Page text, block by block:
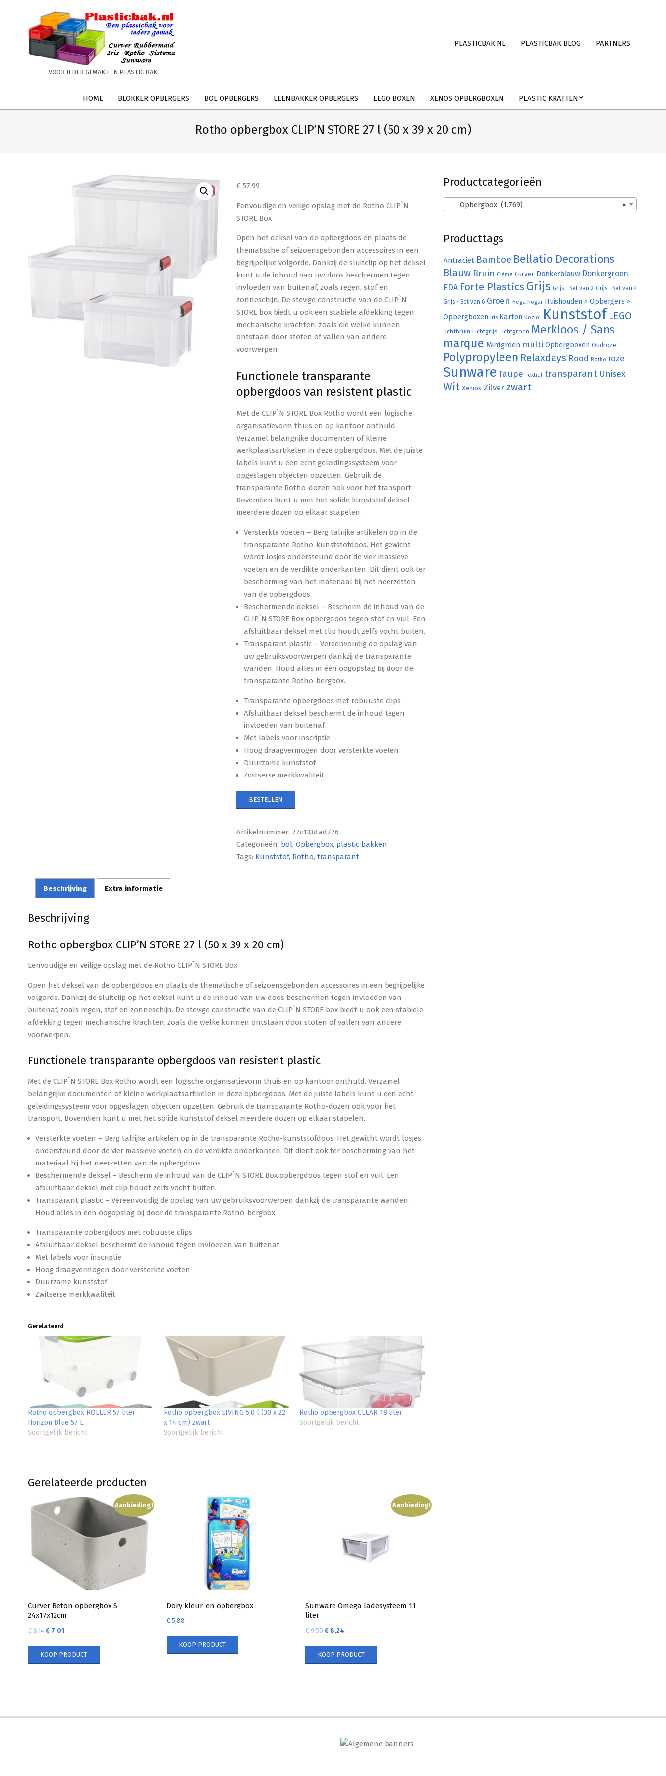
PLASTICBAK.NL
VOOR IEDER GEMAK EEN PLASTIC BAK
PLASTICBAK.NL PLASTICBAK BLOG PARTNERS
HOME BLOKKER OPBERGERS BOL OPBERGERS LEENBAKKER OPBERGERS LEGO BOXEN XENOS OPBERGBOXEN PLASTIC KRATTEN
Rotho opbergbox CLIP’N STORE 27 l (50 x 39 x 20 cm)
€ 57,99
Eenvoudige en veilige opslag met de Rotho CLIP`N
STORE Box
Open het deksel van de opbergdoos en plaats de
thematische of seizoensgebonden accessoires in een
begrijpelijke volgorde. Dankzij de sluitclip op het deksel
kunt u de inhoud van uw doos beschermen tegen
invloeden van buitenaf, zoals regen, stof en
zonneschijn. De stevige constructie van de CLIP`N
STORE box biedt u ook een stabiele afdekking tegen
mechanische krachten, zoals die welke kunnen
ontstaan door stoten of vallen van andere
voorwerpen.
Functionele transparante
opbergdoos van resistent plastic
Met de CLIP`N STORE Box Rotho wordt een logische
organisatievorm thuis en op kantoor onthuld.
Verzamel belangrijke documenten of kleine
werkplaatsartikelen in deze opbergdoos. Met de juiste
labels kunt u een echt geleidingssysteem voor
opgeslagen objecten opzetten. Gebruik de
transparante Rotho-dozen ook voor het transport.
Bovendien kunt u met het solide kunststof deksel
meerdere dozen op elkaar stapelen.
Versterkte voeten – Berg talrijke artikelen op in de
transparante Rotho-kunststofdoos. Het gewicht
wordt losjes ondersteund door de vier massieve
voeten en de verdikte onderkanten. Dit dient ook ter
bescherming van het materiaal bij het neerzetten
van de opbergdoos.
Beschermende deksel – Bescherm de inhoud van de
CLIP`N STORE Box opbergdoos tegen stof en vuil. Een
afsluitbaar deksel met clip houdt zelfs vocht buiten.
Transparant plastic – Vereenvoudig de opslag van
uw gebruiksvoorwerpen dankzij de transparante
wanden. Houd alles in één oogopslag bij door de
transparante Rotho-bergbox.
Transparante opbergdoos met robuuste clips
Afsluitbaar deksel beschermt de inhoud tegen
invloeden van buitenaf
Met labels voor inscriptie
Hoog draagvermogen door versterkte voeten
Duurzame kunststof
Zwitserse merkkwaliteit
BESTELLEN
Artikelnummer: 77c133dad776
Categorieën: bol,Opbergbox, plastic bakken
Tags: Kunststof, Rotho,transparant
Beschrijving Extra informatie
Beschrijving
Rotho opbergbox CLIP’N STORE 27 l (50 x 39 x 20 cm)
Eenvoudige en veilige opslag met de Rotho CLIP`N STORE Box
Open het deksel van de opbergdoos en plaats de thematische of seizoensgebonden accessoires in een begrijpelijke
volgorde. Dankzij de sluitclip op het deksel kunt u de inhoud van uw doos beschermen tegen invloeden van
buitenaf, zoals regen, stof en zonneschijn. De stevige constructie van de CLIP`N STORE box biedt u ook een stabiele
afdekking tegen mechanische krachten, zoals die welke kunnen ontstaan door stoten of vallen van andere
voorwerpen.
Functionele transparante opbergdoos van resistent plastic
Met de CLIP`N STORE Box Rotho wordt een logische organisatievorm thuis en op kantoor onthuld. Verzamel
belangrijke documenten of kleine werkplaatsartikelen in deze opbergdoos. Met de juiste labels kunt u een echt
geleidingssysteem voor opgeslagen objecten opzetten. Gebruik de transparante Rotho-dozen ook voor het
transport. Bovendien kunt u met het solide kunststof deksel meerdere dozen op elkaar stapelen.
Versterkte voeten – Berg talrijke artikelen op in de transparante Rotho-kunststofdoos. Het gewicht wordt losjes
ondersteund door de vier massieve voeten en de verdikte onderkanten. Dit dient ook ter bescherming van het
materiaal bij het neerzetten van de opbergdoos.
Beschermende deksel – Bescherm de inhoud van de CLIP`N STORE Box opbergdoos tegen stof en vuil. Een
afsluitbaar deksel met clip houdt zelfs vocht buiten.
Transparant plastic – Vereenvoudig de opslag van uw gebruiksvoorwerpen dankzij de transparante wanden.
Houd alles in één oogopslag bij door de transparante Rotho-bergbox.
Transparante opbergdoos met robuuste clips
Afsluitbaar deksel beschermt de inhoud tegen invloeden van buitenaf
Met labels voor inscriptie
Hoog draagvermogen door versterkte voeten
Duurzame kunststof
Zwitserse merkkwaliteit
Gerelateerd
Rotho opbergbox ROLLER 57 liter
Horizon Blue 57 L.
Soortgelijk bericht
Rotho opbergbox LIVING 5,0 l (30 x 22
x 14 cm) zwart
Soortgelijk bericht
Rotho opbergbox CLEAR 18 liter
Soortgelijk bericht
Gerelateerde producten
Aanbieding!
Curver Beton opbergbox S
24x17x12cm
€8,14 € 7,01
KOOP PRODUCT
Dory kleur-en opbergbox
€5,88
KOOP PRODUCT
Aanbieding!
Sunware Omega ladesysteem 11
liter
€9,50 €8,24
KOOP PRODUCT
Productcategorieën
×
Opbergbox (1.769)
Producttags
Antraciet Bamboe Bellatio Decorations
Blauw Bruin Crème Curver Donkerblauw Donkergroen
EDA Forte Plastics Grijs Grijs - Set van 2 Grijs - Set van 4
Grijs - Set van 6 Groen Hega hogar Huishouden > Opbergers >
Opbergboxen Iris Karton Koziol Kunststof LEGO
lichtbruin Lichtgrijs Lichtgroen Merkloos / Sans
marque Mintgroen multi Opbergboxen Oudroze
Polypropyleen Relaxdays Rood Rotho roze
Sunware Taupe Textiel transparant Unisex
Wit Xenos Zilver zwart